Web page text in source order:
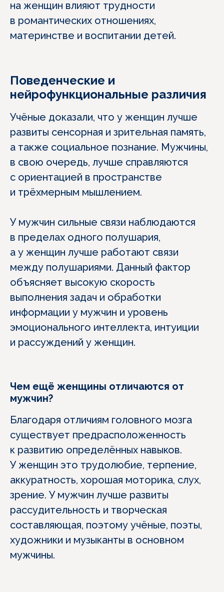
на женщин влияют трудности
в романтических отношениях,
материнстве и воспитании детей.
Поведенческие и
нейрофункциональные различия
Учёные доказали, что у женщин лучше
развиты сенсорная и зрительная память,
а также социальное познание. Мужчины,
в свою очередь, лучше справляются
с ориентацией в пространстве
и трёхмерным мышлением.
У мужчин сильные связи наблюдаются
в пределах одного полушария,
а у женщин лучше работают связи
между полушариями. Данный фактор
объясняет высокую скорость
выполнения задач и обработки
информации у мужчин и уровень
эмоционального интеллекта, интуиции
и рассуждений у женщин.
Чем ещё женщины отличаются от
мужчин?
Благодаря отличиям головного мозга
существует предрасположенность
к развитию определённых навыков.
У женщин это трудолюбие, терпение,
аккуратность, хорошая моторика, слух,
зрение. У мужчин лучше развиты
рассудительность и творческая
составляющая, поэтому учёные, поэты,
художники и музыканты в основном
мужчины.